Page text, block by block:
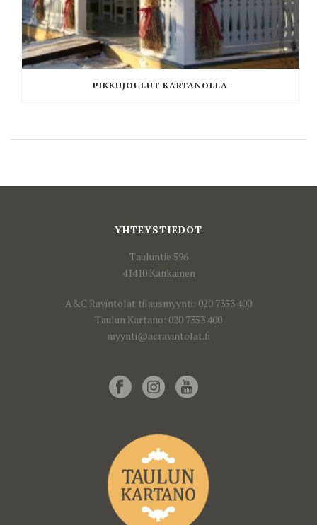
PIKKUJOULUT KARTANOLLA
YHTEYSTIEDOT
Tauluntie 596
41410 Kankainen
A&C Ravintolat tilausmyynti: 020 7353 400
Taulun Kartano: 020 7353 400
myynti@acravintolat.fi